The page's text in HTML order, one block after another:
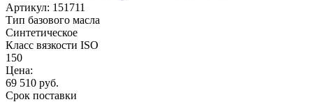
Артикул: 151711
Тип базового масла
Синтетическое
Класс вязкости ISO
150
Цена:
69 510 руб.
Срок поставки